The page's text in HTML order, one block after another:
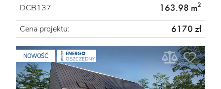
DCB137 163.98 m2
Cena projektu: 6170 zł
NOWOŚĆ PROJEKT ENERGO
OSZCZĘDNY